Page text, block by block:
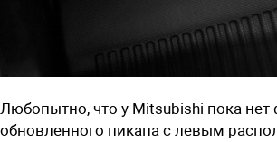
Любопытно, что у Mitsubishi пока нет
обновленного пикапа с левым